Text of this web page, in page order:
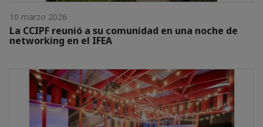
10 marzo 2026
La CCIPF reunió a su comunidad en una noche de
networking en el IFEA